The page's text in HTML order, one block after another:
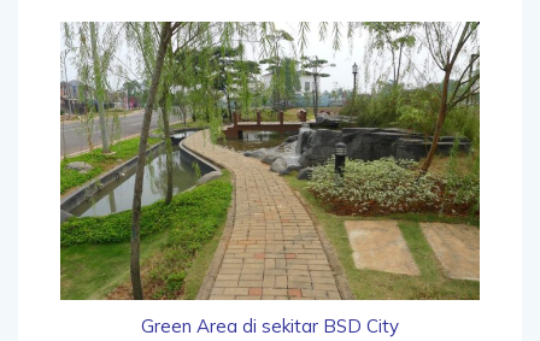
Green Area di sekitar BSD City